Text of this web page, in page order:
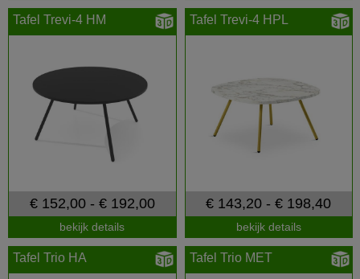
Tafel Trevi-4 HM
€ 152,00 - € 192,00
bekijk details
Tafel Trevi-4 HPL
€ 143,20 - € 198,40
bekijk details
Tafel Trio HA Tafel Trio MET